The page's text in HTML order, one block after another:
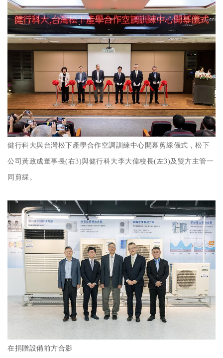
健行科大與台灣松下產學合作空調訓練中心開幕剪綵儀式，松下
公司黃政成董事長(右3)與健行科大李大偉校長(左3)及雙方主管一
同剪綵。
在捐贈設備前方合影